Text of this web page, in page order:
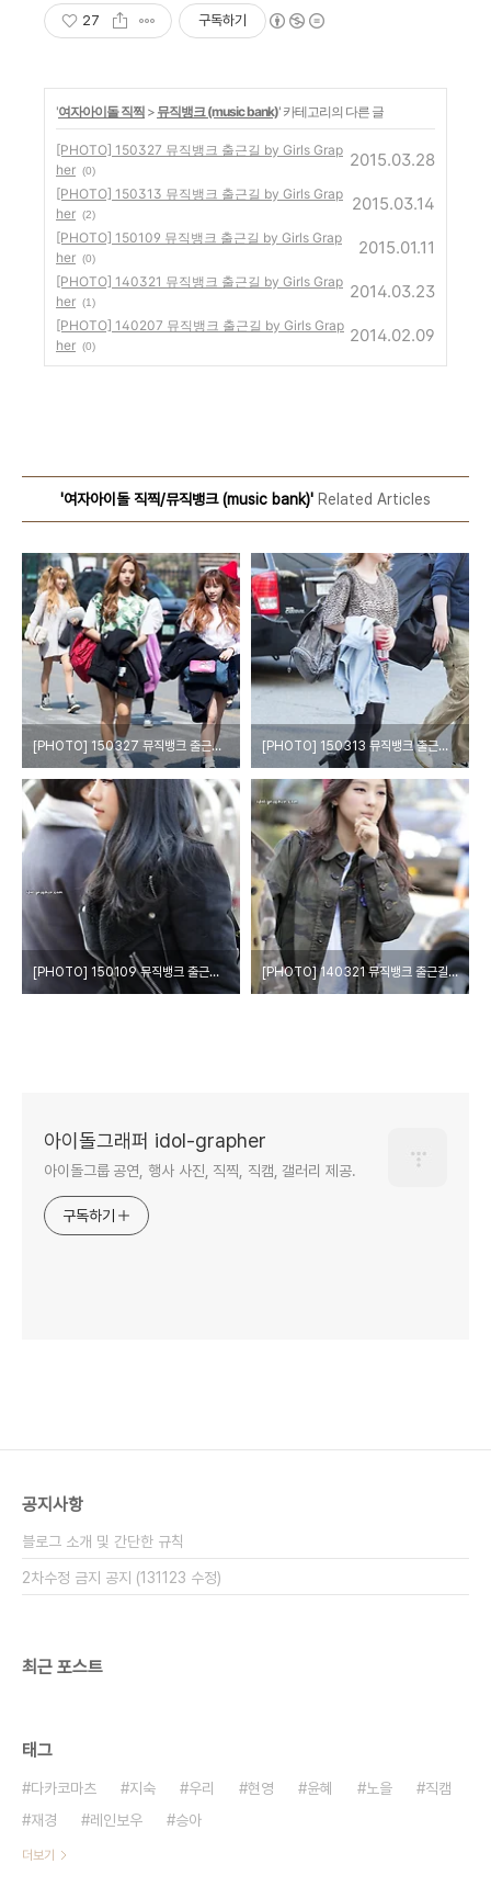
27 구독하기
'여자아이돌 직찍 > 뮤직뱅크 (music bank)' 카테고리의 다른 글
[PHOTO] 150327 뮤직뱅크 출근길 by Girls Grap
her (0)
2015.03.28
[PHOTO] 150313 뮤직뱅크 출근길 by Girls Grap
her (2)
2015.03.14
[PHOTO] 150109 뮤직뱅크 출근길 by Girls Grap
her (0)
2015.01.11
[PHOTO] 140321 뮤직뱅크 출근길 by Girls Grap
her (1)
2014.03.23
[PHOTO] 140207 뮤직뱅크 출근길 by Girls Grap
her (0)
2014.02.09
'여자아이돌 직찍/뮤직뱅크 (music bank)' Related Articles
[PHOTO] 150327 뮤직뱅크 출근길 by Girls Grapher [PHOTO] 150313 뮤직뱅크 출근길 by Girls Grapher
[PHOTO] 150109 뮤직뱅크 출근길 by Girls Grapher [PHOTO] 140321 뮤직뱅크 출근길 by Girls Grapher
아이돌그래퍼 idol-grapher
아이돌그룹 공연, 행사 사진, 직찍, 직캠, 갤러리 제공.
구독하기
공지사항
블로그 소개 및 간단한 규칙
2차수정 금지 공지 (131123 수정)
최근 포스트
태그
다카코마츠 지숙 우리 현영 윤혜 노을
직캠
재경
레인보우 승아
더보기